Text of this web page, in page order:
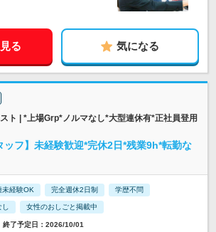
る 気になる
ト | *上場Grp*ノルマなし*大型連休有*正社員登用
ッフ】未経験歓迎*完休2日*残業9h*転勤な
未経験OK 完全週休2日制 学歴不問
女性のおしごと掲載中
了予定日：2026/10/01